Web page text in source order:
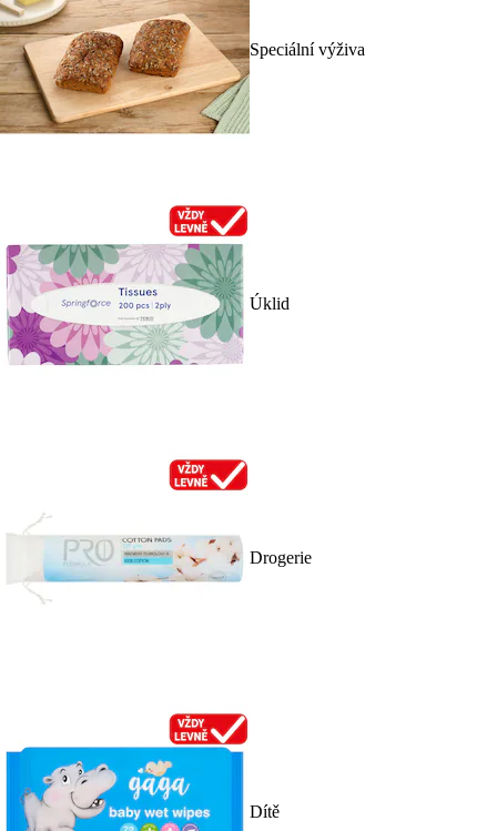
Speciální výživa
Úklid
Drogerie
Dítě